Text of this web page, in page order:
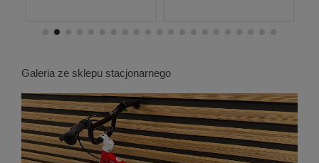
Galeria ze sklepu stacjonarnego